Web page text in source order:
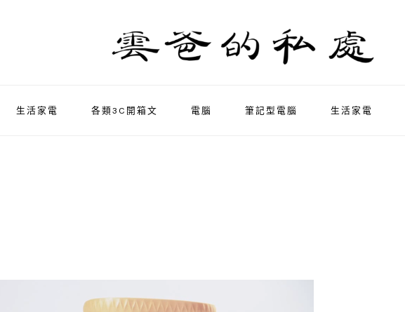
生活家電 各類3C開箱文 電腦 筆記型電腦 生活家電